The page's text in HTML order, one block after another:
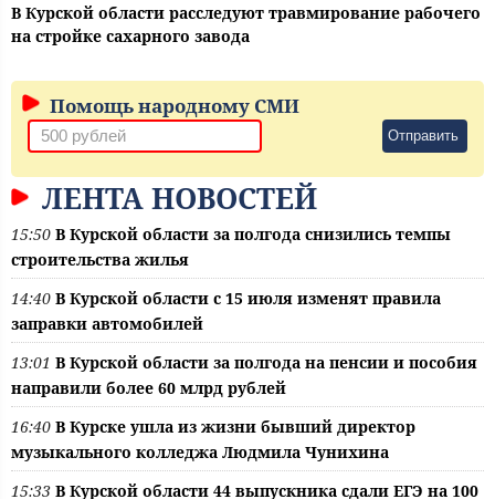
В Курской области расследуют травмирование рабочего
на стройке сахарного завода
Помощь народному СМИ
Отправить
ЛЕНТА НОВОСТЕЙ
15:50 В Курской области за полгода снизились темпы
строительства жилья
14:40 В Курской области с 15 июля изменят правила
заправки автомобилей
13:01 В Курской области за полгода на пенсии и пособия
направили более 60 млрд рублей
16:40 В Курске ушла из жизни бывший директор
музыкального колледжа Людмила Чунихина
15:33 В Курской области 44 выпускника сдали ЕГЭ на 100